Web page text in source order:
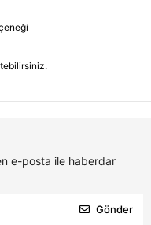
e-posta ile haberdar
Gönder